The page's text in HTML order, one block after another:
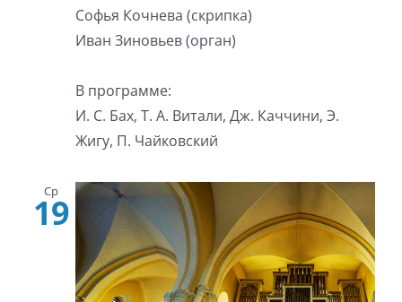
Софья Кочнева (скрипка)
Иван Зиновьев (орган)
В программе:
И. С. Бах, Т. А. Витали, Дж. Каччини, Э.
Жигу, П. Чайковский
Ср
19